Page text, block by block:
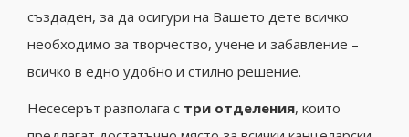
създаден, за да осигури на Вашето дете всичко
необходимо за творчество, учене и забавление –
всичко в едно удобно и стилно решение.
Несесерът разполага с три отделения, които